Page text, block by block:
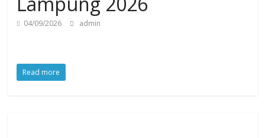
04/09/2026 admin
Read more